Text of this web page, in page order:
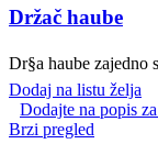
Držač haube
Dr§a haube zajedno
Dodaj na listu želja
Dodajte na popis
Brzi pregled